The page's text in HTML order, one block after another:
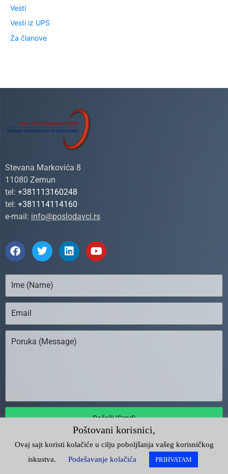
Vesti
Vesti iz UPS
Za članove
Stevana Markovića 8
11080 Zemun
tel: +381113160248
tel: +381114114160
e-mail: info@poslodavci.rs
Pošalji (Send)
Unija Poslodavaca Srbije | Impresum
Poštovani korisnici,
Ovaj sajt koristi kolačiće u cilju poboljšanja vašeg korisničkog
iskustva.
Podešavanje kolačića PRIHVATAM